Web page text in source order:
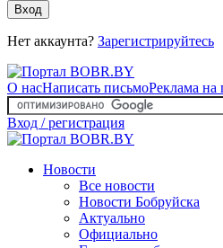
Вход
Нет аккаунта? Зарегистрируйтесь
О насНаписать письмоРеклама на
Вход / регистрация
Новости
Все новости
Новости Бобруйска
Актуально
Официально